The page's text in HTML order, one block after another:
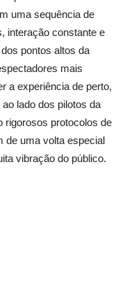
uma sequência de
interação constante e
pontos altos da
mais
a experiência de perto,
lado dos pilotos da
rigorosos protocolos de
de uma volta especial
vibração do público.